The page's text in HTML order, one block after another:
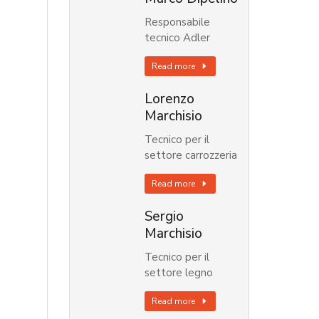
Responsabile
tecnico Adler
Read more
Lorenzo
Marchisio
Tecnico per il
settore carrozzeria
Read more
Sergio
Marchisio
Tecnico per il
settore legno
Read more